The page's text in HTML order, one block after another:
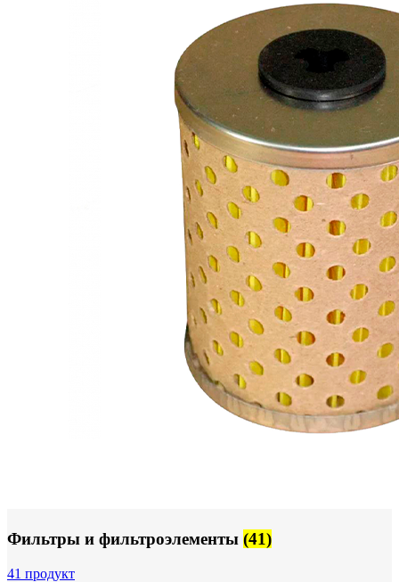
Фильтры и фильтроэлементы (41)
41 продукт